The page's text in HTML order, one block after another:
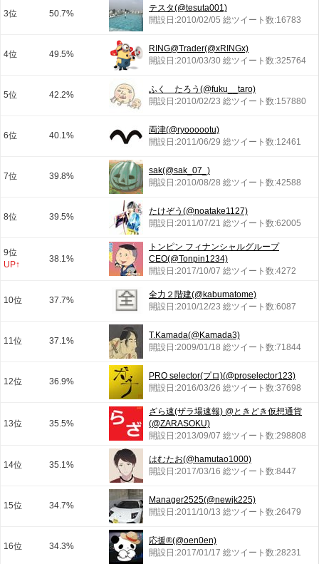
3位 50.7%
テスタ(@tesuta001)
開設日:2010/02/05 総ツイート数:16783
4位 49.5%
RING@Trader(@xRINGx)
開設日:2010/03/30 総ツイート数:325764
5位 42.2%
ふく たろう(@fuku__taro)
開設日:2010/02/23 総ツイート数:157880
6位 40.1%
両津(@ryoooootu)
開設日:2011/06/29 総ツイート数:12461
7位 39.8%
sak(@sak_07_)
開設日:2010/08/28 総ツイート数:42588
8位 39.5%
たけぞう(@noatake1127)
開設日:2011/07/21 総ツイート数:62005
9位
UP↑
38.1%
トンピン フィナンシャルグループ
CEO(@Tonpin1234)
開設日:2017/10/07 総ツイート数:4272
10位 37.7%
全力２階建(@kabumatome)
開設日:2010/12/23 総ツイート数:6087
11位 37.1%
T.Kamada(@Kamada3)
開設日:2009/01/18 総ツイート数:71844
12位 36.9%
PRO selector(プロ)(@proselector123)
開設日:2016/03/26 総ツイート数:37698
13位 35.5%
ざら速(ザラ場速報) @ときどき仮想通貨
(@ZARASOKU)
開設日:2013/09/07 総ツイート数:298808
14位 35.1%
はむたお(@hamutao1000)
開設日:2017/03/16 総ツイート数:8447
15位 34.7%
Manager2525(@newjk225)
開設日:2011/10/13 総ツイート数:26479
16位 34.3%
応援®︎(@oen0en)
開設日:2017/01/17 総ツイート数:28231